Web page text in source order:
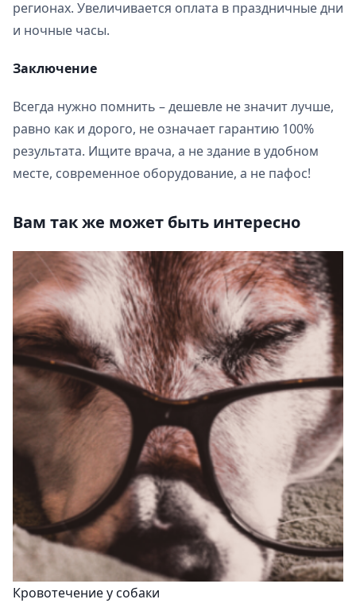
регионах. Увеличивается оплата в праздничные дни
и ночные часы.
Заключение
Всегда нужно помнить – дешевле не значит лучше,
равно как и дорого, не означает гарантию 100%
результата. Ищите врача, а не здание в удобном
месте, современное оборудование, а не пафос!
Вам так же может быть интересно
Кровотечение у собаки